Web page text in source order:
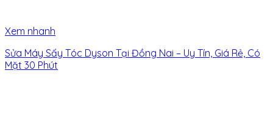
Xem nhanh
Sửa Máy Sấy Tóc Dyson Tại Đồng Nai – Uy Tín, Giá Rẻ, Có
Mặt 30 Phút